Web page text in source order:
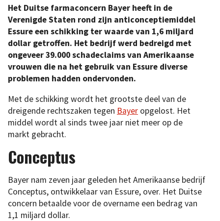
Het Duitse farmaconcern Bayer heeft in de
Verenigde Staten rond zijn anticonceptiemiddel
Essure een schikking ter waarde van 1,6 miljard
dollar getroffen. Het bedrijf werd bedreigd met
ongeveer 39.000 schadeclaims van Amerikaanse
vrouwen die na het gebruik van Essure diverse
problemen hadden ondervonden.
Met de schikking wordt het grootste deel van de
dreigende rechtszaken tegen Bayer opgelost. Het
middel wordt al sinds twee jaar niet meer op de
markt gebracht.
Conceptus
Bayer nam zeven jaar geleden het Amerikaanse bedrijf
Conceptus, ontwikkelaar van Essure, over. Het Duitse
concern betaalde voor de overname een bedrag van
1,1 miljard dollar.